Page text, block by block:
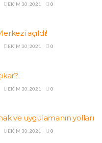
EKIM 30, 2021 0
açıldı!
EKIM 30, 2021 0
EKIM 30, 2021 0
ve uygulamanın yolları
EKIM 30, 2021 0